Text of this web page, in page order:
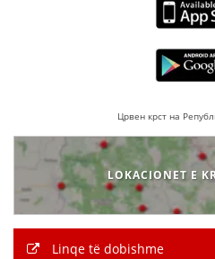
MATERIAL
Црвен крст на
LOKACIONET E
Linqe të dobishme